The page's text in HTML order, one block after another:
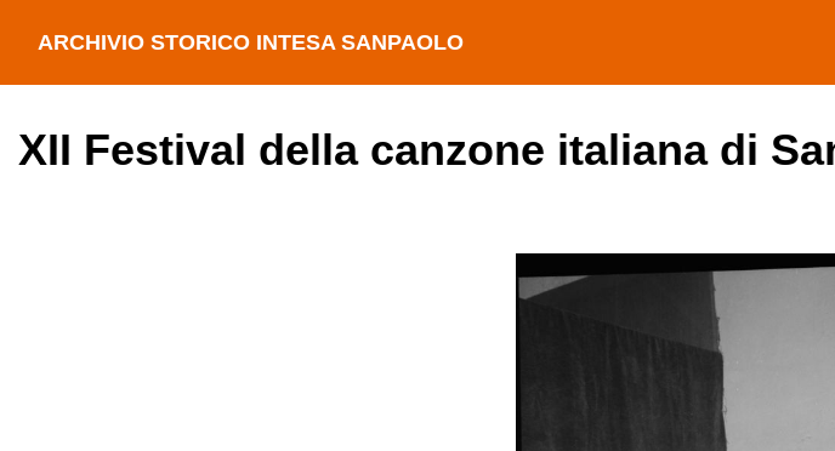
ARCHIVIO STORICO INTESA SANPAOLO
XII Festival della canzone italiana di